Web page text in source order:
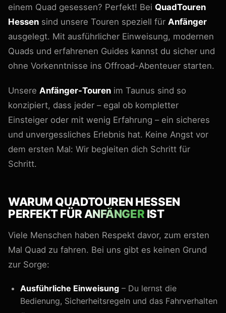
einem Quad gesessen? Perfekt! Bei QuadTouren
Hessen sind unsere Touren speziell für Anfänger
ausgelegt. Mit ausführlicher Einweisung, modernen
Quads und erfahrenen Guides kannst du sicher und
ohne Vorkenntnisse ins Offroad-Abenteuer starten.
Unsere Anfänger-Touren im Taunus sind so
konzipiert, dass jeder – egal ob kompletter
Einsteiger oder mit wenig Erfahrung – ein sicheres
und unvergessliches Erlebnis hat. Keine Angst vor
dem ersten Mal: Wir begleiten dich Schritt für
Schritt.
WARUM QUADTOUREN HESSEN
PERFEKT FÜR ANFÄNGER IST
Viele Menschen haben Respekt davor, zum ersten
Mal Quad zu fahren. Bei uns gibt es keinen Grund
zur Sorge:
Ausführliche Einweisung – Du lernst die
Bedienung, Sicherheitsregeln und das Fahrverhalten